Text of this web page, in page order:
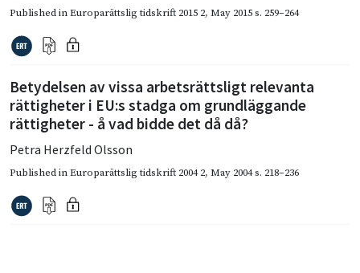
Published inEuroparättslig tidskrift 2015 2, May 2015s. 259–264
Betydelsen av vissa arbetsrättsligt relevanta
rättigheter i EU:s stadga om grundläggande
rättigheter - å vad bidde det då då?
Petra Herzfeld Olsson
Published inEuroparättslig tidskrift 2004 2, May 2004s. 218–236